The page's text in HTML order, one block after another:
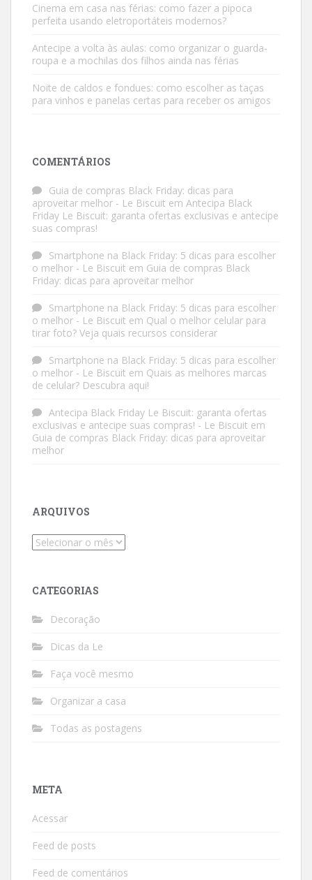
Cinema em casa nas férias: como fazer a pipoca
perfeita usando eletroportáteis modernos?
Antecipe a volta às aulas: como organizar o guarda-
roupa e a mochilas dos filhos ainda nas férias
Noite de caldos e fondues: como escolher as taças
para vinhos e panelas certas para receber os amigos
COMENTÁRIOS
Guia de compras Black Friday: dicas para
aproveitar melhor - Le Biscuit em Antecipa Black
Friday Le Biscuit: garanta ofertas exclusivas e antecipe
suas compras!
Smartphone na Black Friday: 5 dicas para escolher
o melhor - Le Biscuit em Guia de compras Black
Friday: dicas para aproveitar melhor
Smartphone na Black Friday: 5 dicas para escolher
o melhor - Le Biscuit em Qual o melhor celular para
tirar foto? Veja quais recursos considerar
Smartphone na Black Friday: 5 dicas para escolher
o melhor - Le Biscuit em Quais as melhores marcas
de celular? Descubra aqui!
Antecipa Black Friday Le Biscuit: garanta ofertas
exclusivas e antecipe suas compras! - Le Biscuit em
Guia de compras Black Friday: dicas para aproveitar
melhor
ARQUIVOS
Arquivos
CATEGORIAS
Decoração
Dicas da Le
Faça você mesmo
Organizar a casa
Todas as postagens
META
Acessar
Feed de posts
Feed de comentários